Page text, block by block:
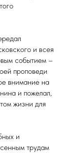
и всея
событием –
проповеди
внимание на
и пожелал,
жизни для
и
трудам